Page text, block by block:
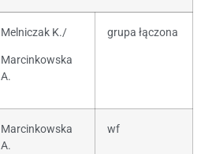
Melniczak K./
Marcinkowska
A.
grupa łączona
Marcinkowska
A.
wf